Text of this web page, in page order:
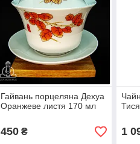
Гайвань порцеляна Дехуа
Оранжеве листя 170 мл
450₴ 1